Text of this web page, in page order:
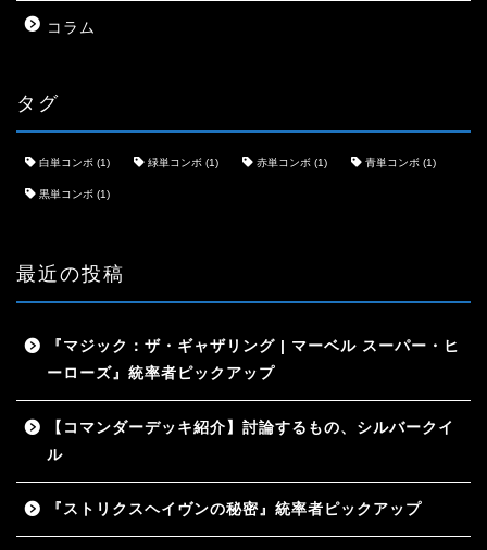
コラム
タグ
白単コンボ (1) 緑単コンボ (1) 赤単コンボ (1) 青単コンボ (1)
黒単コンボ (1)
最近の投稿
『マジック：ザ・ギャザリング | マーベル スーパー・ヒ
ーローズ』統率者ピックアップ
【コマンダーデッキ紹介】討論するもの、シルバークイ
ル
『ストリクスヘイヴンの秘密』統率者ピックアップ